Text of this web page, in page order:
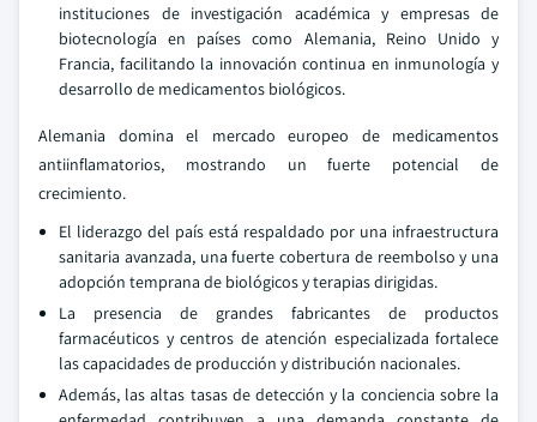
instituciones de investigación académica y empresas de
biotecnología en países como Alemania, Reino Unido y
Francia, facilitando la innovación continua en inmunología y
desarrollo de medicamentos biológicos.
Alemania domina el mercado europeo de medicamentos
antiinflamatorios, mostrando un fuerte potencial de
crecimiento.
El liderazgo del país está respaldado por una infraestructura
sanitaria avanzada, una fuerte cobertura de reembolso y una
adopción temprana de biológicos y terapias dirigidas.
La presencia de grandes fabricantes de productos
farmacéuticos y centros de atención especializada fortalece
las capacidades de producción y distribución nacionales.
Además, las altas tasas de detección y la conciencia sobre la